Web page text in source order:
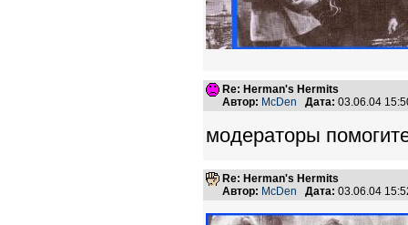
Re: Herman's Hermits
Автор: McDen Дата: 03.06.04
модераторы
Re: Herman's Hermits
Автор: McDen Дата: 03.06.04